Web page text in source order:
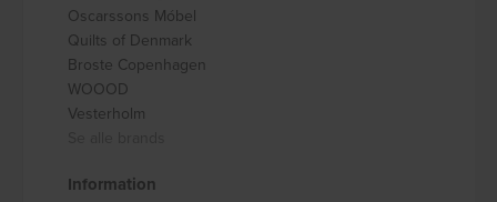
Oscarssons Móbel
Quilts of Denmark
Broste Copenhagen
WOOOD
Vesterholm
Information